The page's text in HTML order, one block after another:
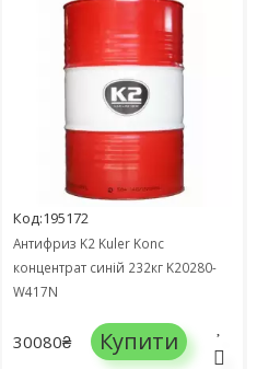
Код:195172
Антифриз K2 Kuler Konc
концентрат синій 232кг K20280-
W417N
30080₴ Купити